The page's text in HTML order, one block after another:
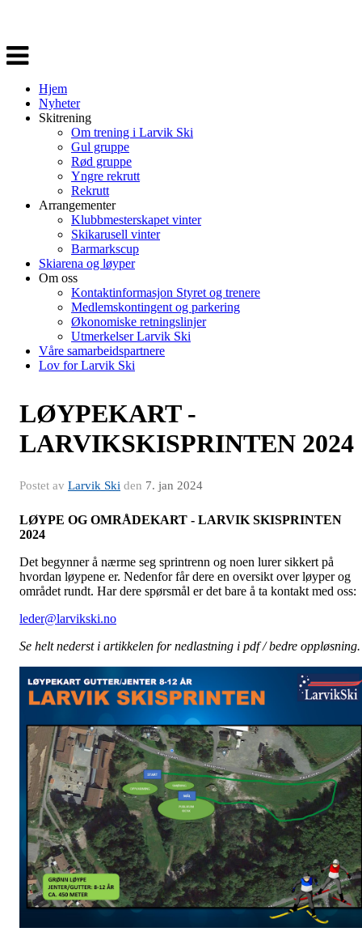
Veksle
navigasjon
Hjem
Nyheter
Skitrening
Om trening i Larvik Ski
Gul gruppe
Rød gruppe
Yngre rekrutt
Rekrutt
Arrangementer
Klubbmesterskapet vinter
Skikarusell vinter
Barmarkscup
Skiarena og løyper
Om oss
Kontaktinformasjon Styret og trenere
Medlemskontingent og parkering
Økonomiske retningslinjer
Utmerkelser Larvik Ski
Våre samarbeidspartnere
Lov for Larvik Ski
LØYPEKART -
LARVIKSKISPRINTEN 2024
Postet av Larvik Ski den 7. jan 2024
LØYPE OG OMRÅDEKART - LARVIK SKISPRINTEN
2024
Det begynner å nærme seg sprintrenn og noen lurer sikkert på
hvordan løypene er. Nedenfor får dere en oversikt over løyper og
området rundt. Har dere spørsmål er det bare å ta kontakt med oss:
leder@larvikski.no
Se helt nederst i artikkelen for nedlastning i pdf / bedre oppløsning.